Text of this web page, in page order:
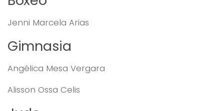
Jenni Marcela Arias
Gimnasia
Angélica Mesa Vergara
Alisson Ossa Celis